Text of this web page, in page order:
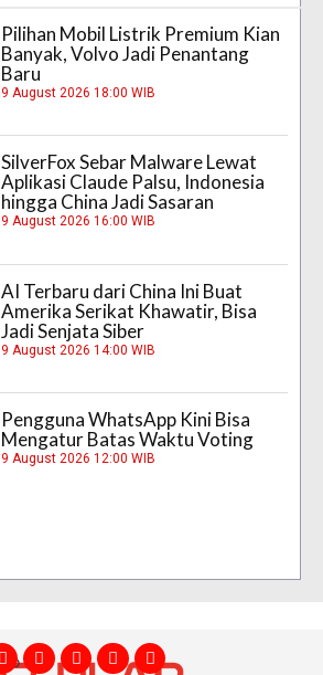
Pilihan Mobil Listrik Premium Kian
Banyak, Volvo Jadi Penantang
Baru
9 August 2026 18:00 WIB
SilverFox Sebar Malware Lewat
Aplikasi Claude Palsu, Indonesia
hingga China Jadi Sasaran
9 August 2026 16:00 WIB
AI Terbaru dari China Ini Buat
Amerika Serikat Khawatir, Bisa
Jadi Senjata Siber
9 August 2026 14:00 WIB
Pengguna WhatsApp Kini Bisa
Mengatur Batas Waktu Voting
9 August 2026 12:00 WIB